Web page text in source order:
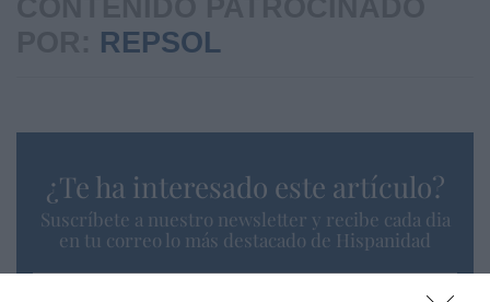
REPSOL
¿Te ha interesado este artículo?
Suscríbete a nuestro newsletter y recibe cada dia
en tu correo lo más destacado de Hispanidad